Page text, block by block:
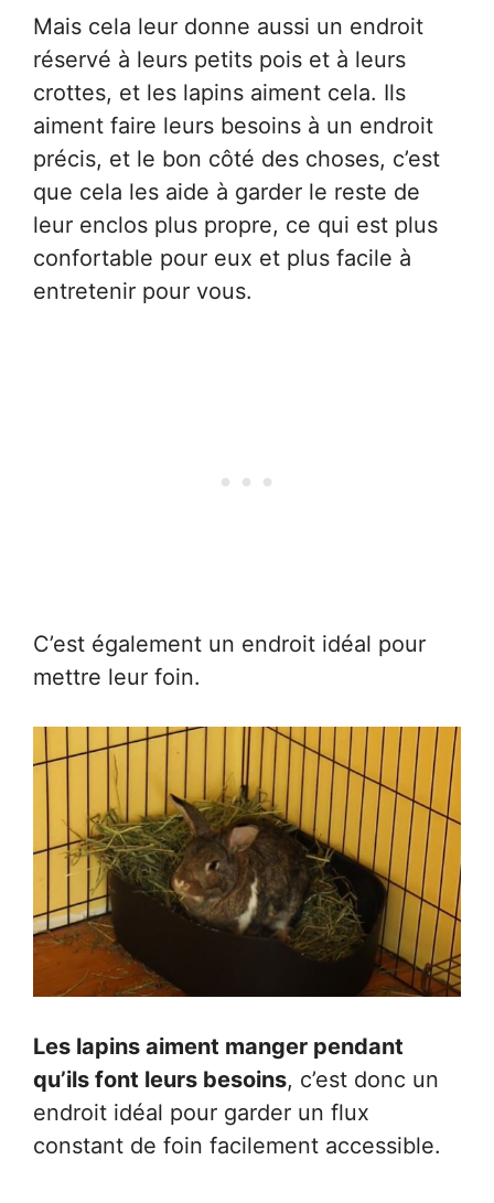
Mais cela leur donne aussi un endroit
réservé à leurs petits pois et à leurs
crottes, et les lapins aiment cela. Ils
aiment faire leurs besoins à un endroit
précis, et le bon côté des choses, c’est
que cela les aide à garder le reste de
leur enclos plus propre, ce qui est plus
confortable pour eux et plus facile à
entretenir pour vous.
C’est également un endroit idéal pour
mettre leur foin.
Les lapins aiment manger pendant
qu’ils font leurs besoins, c’est donc un
endroit idéal pour garder un flux
constant de foin facilement accessible.